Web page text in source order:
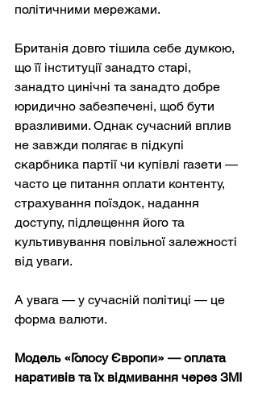
політичними мережами.
Британія довго тішила себе думкою,
що її інституції занадто старі,
занадто цинічні та занадто добре
юридично забезпечені, щоб бути
вразливими. Однак сучасний вплив
не завжди полягає в підкупі
скарбника партії чи купівлі газети —
часто це питання оплати контенту,
страхування поїздок, надання
доступу, підлещення його та
культивування повільної залежності
від уваги.
А увага — у сучасній політиці — це
форма валюти.
Модель «Голосу Європи» — оплата
наративів та їх відмивання через ЗМІ